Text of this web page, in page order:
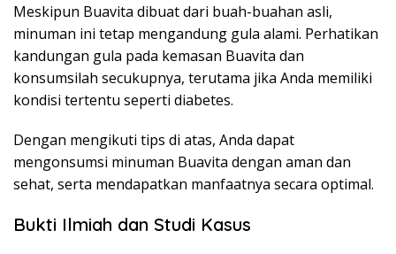
Meskipun Buavita dibuat dari buah-buahan asli,
minuman ini tetap mengandung gula alami. Perhatikan
kandungan gula pada kemasan Buavita dan
konsumsilah secukupnya, terutama jika Anda memiliki
kondisi tertentu seperti diabetes.
Dengan mengikuti tips di atas, Anda dapat
mengonsumsi minuman Buavita dengan aman dan
sehat, serta mendapatkan manfaatnya secara optimal.
Bukti Ilmiah dan Studi Kasus